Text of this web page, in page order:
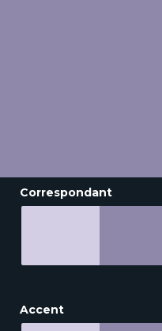
Correspondant
Accent